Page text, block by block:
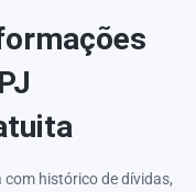
histórico de dívidas,